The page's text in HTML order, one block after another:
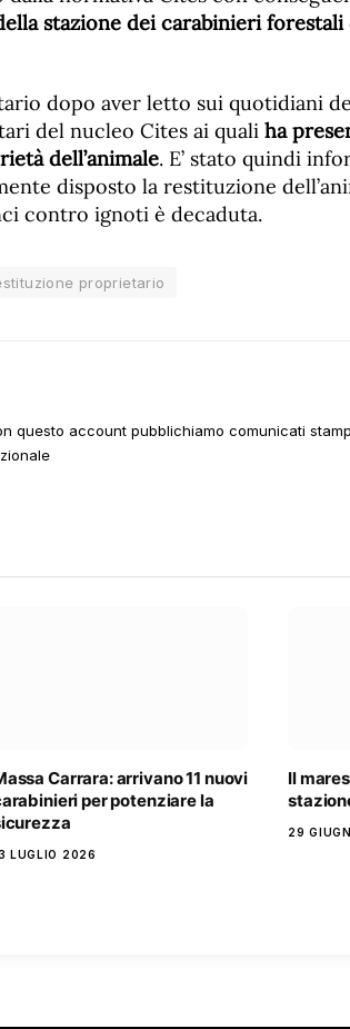
stazione dei carabinieri forestali
dopo aver letto sui quotidiani
del nucleo Cites ai quali ha
dell’animale. E’ stato quindi
disposto la restituzione
contro ignoti è decaduta.
proprietario
questo account pubblichiamo comunicati
Carrara: arrivano 11 nuovi
per potenziare la
LUGLIO 2026
Il
29